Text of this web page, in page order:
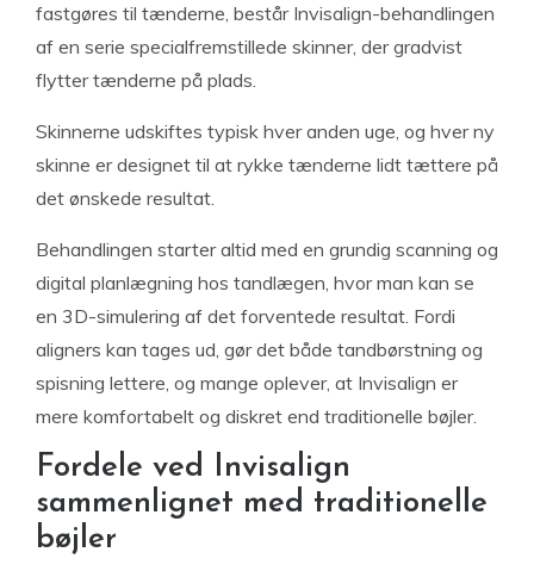
fastgøres til tænderne, består Invisalign-behandlingen
af en serie specialfremstillede skinner, der gradvist
flytter tænderne på plads.
Skinnerne udskiftes typisk hver anden uge, og hver ny
skinne er designet til at rykke tænderne lidt tættere på
det ønskede resultat.
Behandlingen starter altid med en grundig scanning og
digital planlægning hos tandlægen, hvor man kan se
en 3D-simulering af det forventede resultat. Fordi
aligners kan tages ud, gør det både tandbørstning og
spisning lettere, og mange oplever, at Invisalign er
mere komfortabelt og diskret end traditionelle bøjler.
Fordele ved Invisalign
sammenlignet med traditionelle
bøjler